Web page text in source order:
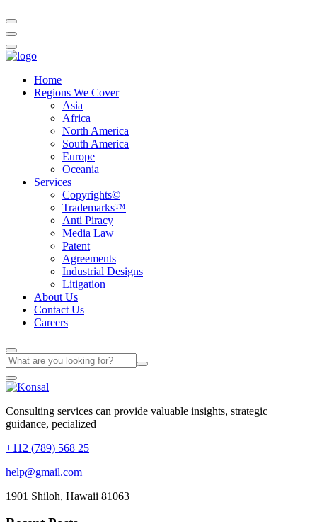
Home
Regions We Cover
Asia
Africa
North America
South America
Europe
Oceania
Services
Copyrights©
Trademarks™
Anti Piracy
Media Law
Patent
Agreements
Industrial Designs
Litigation
About Us
Contact Us
Careers
Consulting services can provide valuable insights, strategic
guidance, pecialized
+112 (789) 568 25
help@gmail.com
1901 Shiloh, Hawaii 81063